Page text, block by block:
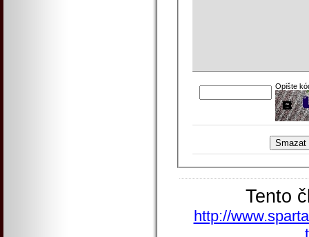
Opište
Tento
http://